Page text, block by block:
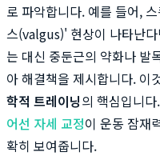
로 파악합니다. 예를 들어,
스(valgus)' 현상이 나타난
는 대신 중둔근의 약화나 발
아 해결책을 제시합니다.
학적 트레이닝의 핵심입니
어선 자세 교정이 운동 잠재
확히 보여줍니다.